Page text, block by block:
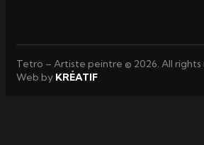
Tetro – Artiste peintre © 2026. All rights
Web by KRÉATIF